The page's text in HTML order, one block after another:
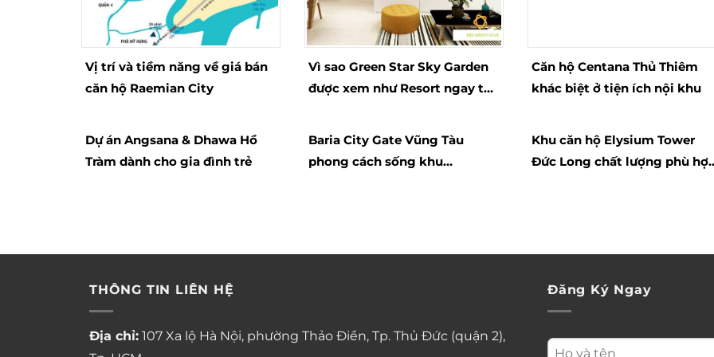
Vị trí và tiềm năng về giá bán
căn hộ Raemian City
Vì sao Green Star Sky Garden
được xem như Resort ngay tại
Căn hộ Centana Thủ Thiêm
khác biệt ở tiện ích nội khu
Dự án Angsana & Dhawa Hồ
Tràm dành cho gia đình trẻ
Baria City Gate Vũng Tàu
phong cách sống khu
Khu căn hộ Elysium Tower
Đức Long chất lượng phù
THÔNG TIN LIÊN HỆ
Địa chỉ: 107 Xa lộ Hà Nội, phường Thảo Điền, Tp. Thủ Đức (quận 2),
Đăng Ký Ngay